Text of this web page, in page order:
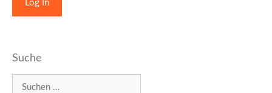
Suche